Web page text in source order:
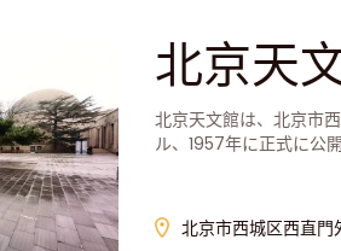
北京天
北京天文館は、北京市
ル、1957年に正式に公
北京市西城区西直門